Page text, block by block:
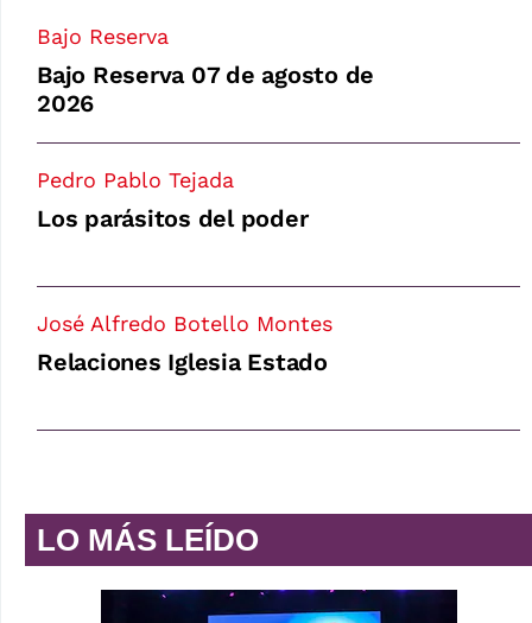
Bajo Reserva
Bajo Reserva 07 de agosto de
2026
Pedro Pablo Tejada
Los parásitos del poder
José Alfredo Botello Montes
Relaciones Iglesia Estado
LO MÁS LEÍDO